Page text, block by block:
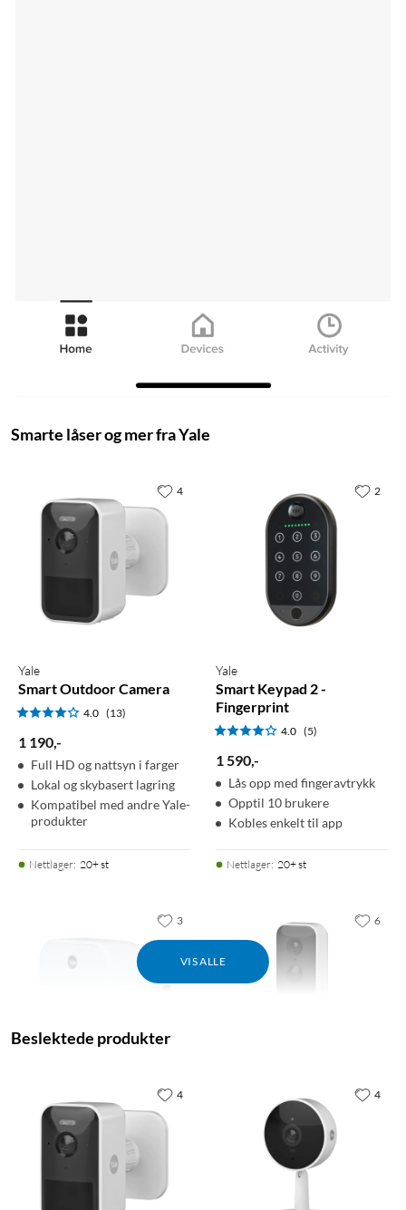
Smarte låser og mer fra Yale
Yale
Smart Outdoor Camera
4.0 (13)
1 190,-
Full HD og nattsyn i farger
Lokal og skybasert lagring
Kompatibel med andre Yale-
produkter
Nettlager: 20+ st
4
Yale
Smart Keypad 2 -
Fingerprint
4.0 (5)
1 590,-
Lås opp med fingeravtrykk
Opptil 10 brukere
Kobles enkelt til app
Nettlager: 20+ st
2
VIS ALLE
ConnectX Wi-Fi Bridge
Styr lås og status på avstand
3
Smart Video Doorbell
4.0 (10)
6
Beslektede produkter
4 4